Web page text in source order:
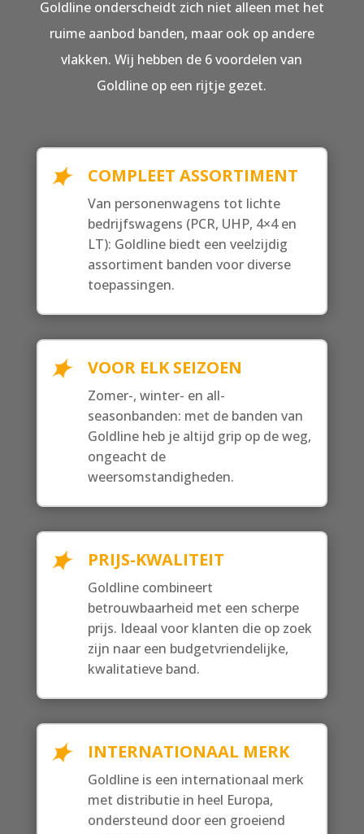
Goldline onderscheidt zich niet alleen met het
ruime aanbod banden, maar ook op andere
vlakken. Wij hebben de 6 voordelen van
Goldline op een rijtje gezet.
COMPLEET ASSORTIMENT
Van personenwagens tot lichte
bedrijfswagens (PCR, UHP, 4×4 en
LT): Goldline biedt een veelzijdig
assortiment banden voor diverse
toepassingen.
VOOR ELK SEIZOEN
Zomer-, winter- en all-
seasonbanden: met de banden van
Goldline heb je altijd grip op de weg,
ongeacht de
weersomstandigheden.
PRIJS-KWALITEIT
Goldline combineert
betrouwbaarheid met een scherpe
prijs. Ideaal voor klanten die op zoek
zijn naar een budgetvriendelijke,
kwalitatieve band.
INTERNATIONAAL MERK
Goldline is een internationaal merk
met distributie in heel Europa,
ondersteund door een groeiend